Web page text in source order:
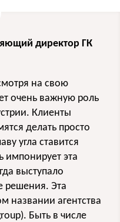
директор ГК
на свою
очень важную роль
Клиенты
делать просто
угла ставится
импонирует эта
выступало
решения. Эта
названии агентства
Быть в числе